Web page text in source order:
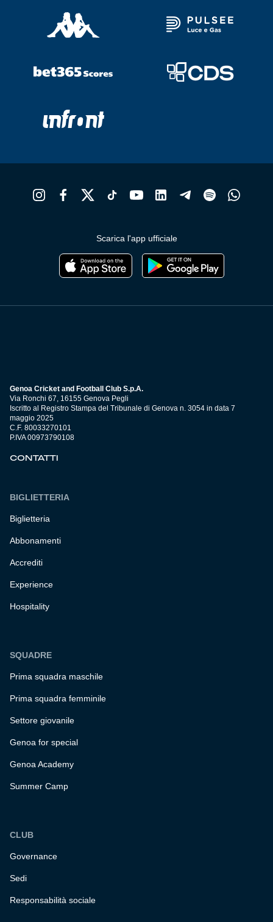
Scarica l'app ufficiale
Genoa Cricket and Football Club S.p.A.
Via Ronchi 67, 16155 Genova Pegli
Iscritto al Registro Stampa del Tribunale di Genova n. 3054 in data 7
maggio 2025
C.F. 80033270101
P.IVA 00973790108
CONTATTI
BIGLIETTERIA
Biglietteria
Abbonamenti
Accrediti
Experience
Hospitality
SQUADRE
Prima squadra maschile
Prima squadra femminile
Settore giovanile
Genoa for special
Genoa Academy
Summer Camp
CLUB
Governance
Sedi
Responsabilità sociale